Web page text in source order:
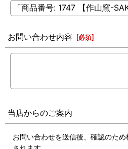
お問い合わせ内容 [必須]
当店からのご案内
お問い合わせを送信後、確認のた